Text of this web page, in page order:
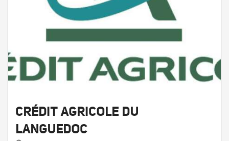
CRÉDIT AGRICOLE DU
LANGUEDOC